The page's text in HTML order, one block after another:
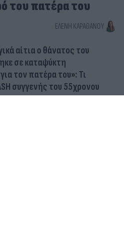
του πατέρα του
ΕΛΈΝΗ ΚΑΡΑΘΆΝΟΥ
αίτια ο θάνατος του
σε καταψύκτη
τον πατέρα του»: Τι
συγγενής του 55χρονου